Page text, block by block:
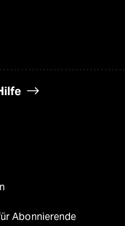
Abonnierende